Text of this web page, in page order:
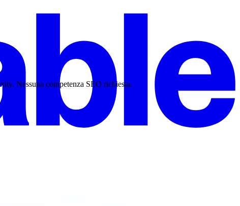
Nessuna competenza SEO richiesta.